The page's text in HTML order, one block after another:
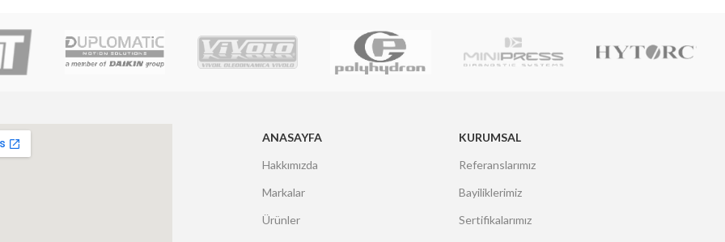
ANASAYFA
Hakkımızda
Markalar
Ürünler
KURUMSAL
Referanslarımız
Bayiliklerimiz
Sertifikalarımız